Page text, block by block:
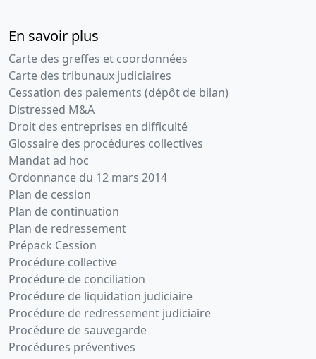
En savoir plus
Carte des greffes et coordonnées
Carte des tribunaux judiciaires
Cessation des paiements (dépôt de bilan)
Distressed M&A
Droit des entreprises en difficulté
Glossaire des procédures collectives
Mandat ad hoc
Ordonnance du 12 mars 2014
Plan de cession
Plan de continuation
Plan de redressement
Prépack Cession
Procédure collective
Procédure de conciliation
Procédure de liquidation judiciaire
Procédure de redressement judiciaire
Procédure de sauvegarde
Procédures préventives